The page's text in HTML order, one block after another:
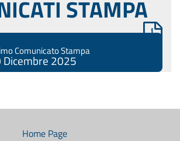
STAMPA
Comunicato Stampa
Dicembre 2025
Home Page